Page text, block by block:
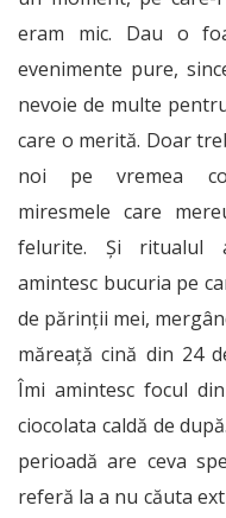
eram mic. Dau o
evenimente pure,
nevoie de multe
care o merită. Doar
noi pe vremea
miresmele care
felurite. Și ritualul
amintesc bucuria pe
de părinții mei,
măreață cină din 24
Îmi amintesc focul
ciocolata caldă de
perioadă are ceva
referă la a nu căuta